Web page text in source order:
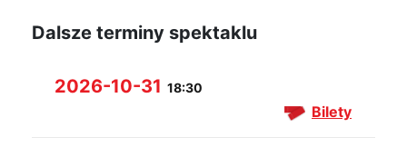
Dalsze terminy spektaklu
2026-10-31 18:30
Bilety